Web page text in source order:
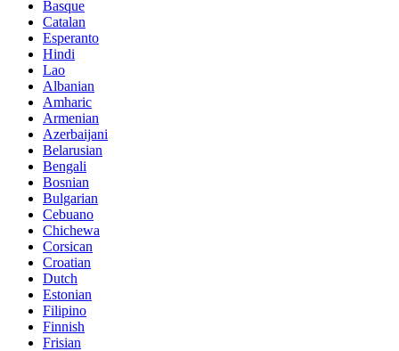
Basque
Catalan
Esperanto
Hindi
Lao
Albanian
Amharic
Armenian
Azerbaijani
Belarusian
Bengali
Bosnian
Bulgarian
Cebuano
Chichewa
Corsican
Croatian
Dutch
Estonian
Filipino
Finnish
Frisian